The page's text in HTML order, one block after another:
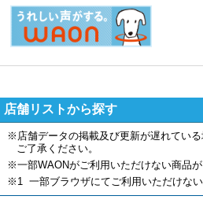
店舗リストから探す
※店舗データの掲載及び更新が遅れてい
ご了承ください。
※一部WAONがご利用いただけない商品が
※1 一部ブラウザにてご利用いただけない